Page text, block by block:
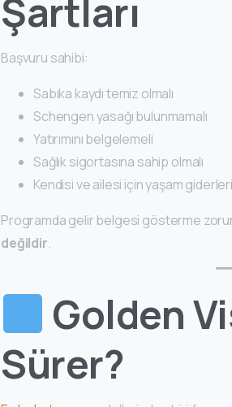
Şartları
Başvuru sahibi:
Sabıka kaydı temiz olmalı
Schengen yasağı bulunmamalı
Yatırımını belgelemeli
Sağlık sigortasına sahip olmalı
Kendisi ve ailesi için yaşam
Programda gelir belgesi gösterme
değildir.
Golden
Sürer?